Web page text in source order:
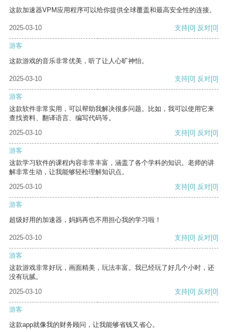
这款加速器VPM应用程序可以给你提供全球覆盖和最高安全性的连接。
2025-03-10 支持[0] 反对[0]
游客
这款游戏的音乐非常优美，听了让人心旷神怡。
2025-03-10 支持[0] 反对[0]
游客
这款软件非常实用，可以帮助我解决很多问题。比如，我可以使用它来
查找资料、翻译语言、编写代码等。
2025-03-10
支持[0] 反对[0]
游客
这款学习软件的课程内容非常丰富，涵盖了各个学科的知识。老师的讲
解非常生动，让我能够轻松理解知识点。
2025-03-10
支持[0] 反对[0]
游客
超级好用的加速器，妈妈再也不用担心我的学习啦！
2025-03-10 支持[0] 反对[0]
游客
这款游戏非常好玩，画面精美，玩法丰富。我已经玩了好几个小时，还
没有玩腻。
2025-03-10
支持[0] 反对[0]
游客
这款app就像我的财务顾问，让我能够省钱又省心。